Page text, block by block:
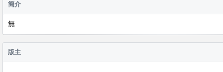
簡介
無
版主